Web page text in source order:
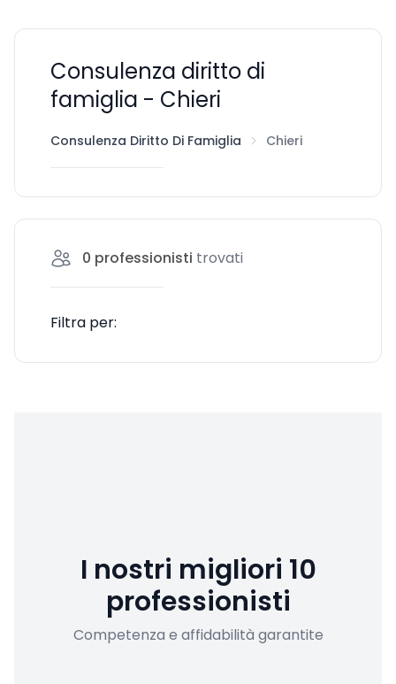
Consulenza diritto di
famiglia - Chieri
Consulenza Diritto Di Famiglia Chieri
0 professionisti trovati
Filtra per:
I nostri migliori 10
professionisti
Competenza e affidabilità garantite